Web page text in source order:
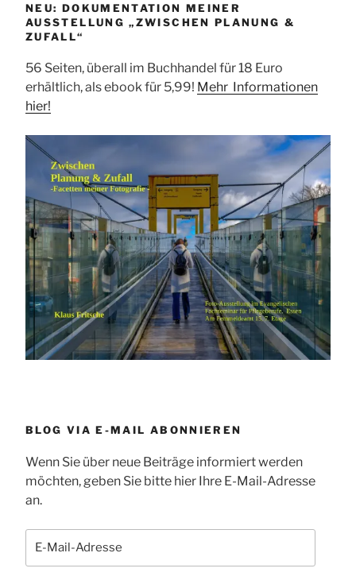
NEU: DOKUMENTATION MEINER
AUSSTELLUNG „ZWISCHEN PLANUNG &
ZUFALL“
56 Seiten, überall im Buchhandel für 18 Euro
erhältlich, als ebook für 5,99! Mehr Informationen
hier!
BLOG VIA E-MAIL ABONNIEREN
Wenn Sie über neue Beiträge informiert werden
möchten, geben Sie bitte hier Ihre E-Mail-Adresse
an.
Mail-